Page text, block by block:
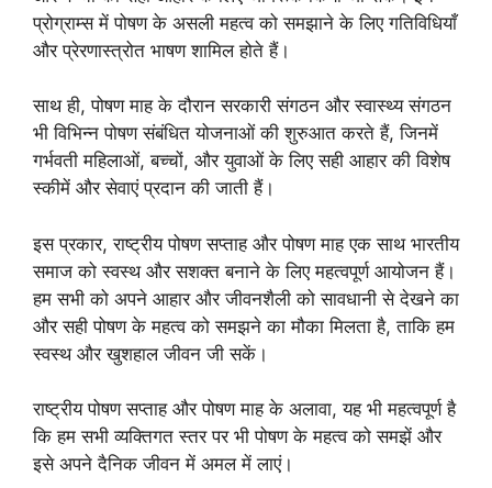
प्रोग्राम्स में पोषण के असली महत्व को समझाने के लिए गतिविधियाँ
और प्रेरणास्त्रोत भाषण शामिल होते हैं।
साथ ही, पोषण माह के दौरान सरकारी संगठन और स्वास्थ्य संगठन
भी विभिन्न पोषण संबंधित योजनाओं की शुरुआत करते हैं, जिनमें
गर्भवती महिलाओं, बच्चों, और युवाओं के लिए सही आहार की विशेष
स्कीमें और सेवाएं प्रदान की जाती हैं।
इस प्रकार, राष्ट्रीय पोषण सप्ताह और पोषण माह एक साथ भारतीय
समाज को स्वस्थ और सशक्त बनाने के लिए महत्वपूर्ण आयोजन हैं।
हम सभी को अपने आहार और जीवनशैली को सावधानी से देखने का
और सही पोषण के महत्व को समझने का मौका मिलता है, ताकि हम
स्वस्थ और खुशहाल जीवन जी सकें।
राष्ट्रीय पोषण सप्ताह और पोषण माह के अलावा, यह भी महत्वपूर्ण है
कि हम सभी व्यक्तिगत स्तर पर भी पोषण के महत्व को समझें और
इसे अपने दैनिक जीवन में अमल में लाएं।